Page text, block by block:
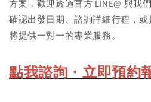
方案，歡迎透過官方 LINE@ 與我
確認出發日期、諮詢詳細行程，
將提供一對一的專業服務。
點我諮詢・立即預約